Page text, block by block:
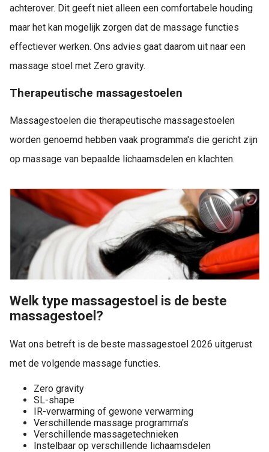
achterover. Dit geeft niet alleen een comfortabele houding
maar het kan mogelijk zorgen dat de massage functies
effectiever werken. Ons advies gaat daarom uit naar een
massage stoel met Zero gravity.
Therapeutische massagestoelen
Massagestoelen die therapeutische massagestoelen
worden genoemd hebben vaak programma's die gericht zijn
op massage van bepaalde lichaamsdelen en klachten.
Welk type massagestoel is de beste
massagestoel?
Wat ons betreft is de beste massagestoel 2026 uitgerust
met de volgende massage functies.
Zero gravity
SL-shape
IR-verwarming of gewone verwarming
Verschillende massage programma's
Verschillende massagetechnieken
Instelbaar op verschillende lichaamsdelen